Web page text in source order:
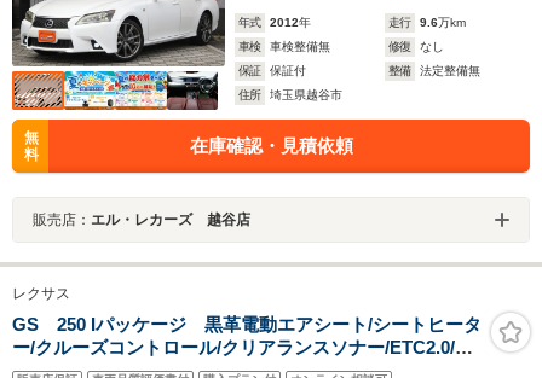
年式 2012年 走行 9.6万km
車検
車検整備無 修復
なし
保証
保証付 整備
法定整備無
住所
埼玉県越谷市
無
料
在庫確認・見積依頼
販売店： エル・レカーズ 越谷店
レクサス
GS 250 Iパッケージ 黒革電動エアシート/シートヒータ
ー/クルーズコントロール/クリアランスソナー/ETC2.0/パ
ドルシフト/純正ナビ/地デジ/Bluetooth/バックカメ